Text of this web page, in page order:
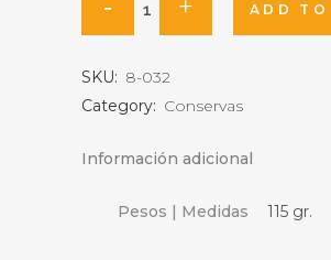
3/4
Unidades
ADD TO
SKU: 8-032
Category: Conservas
Información adicional
Pesos | Medidas 115 gr.